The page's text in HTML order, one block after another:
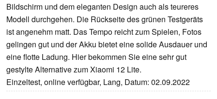
Bildschirm und dem eleganten Design auch als teureres
Modell durchgehen. Die Rückseite des grünen Testgeräts
ist angenehm matt. Das Tempo reicht zum Spielen, Fotos
gelingen gut und der Akku bietet eine solide Ausdauer und
eine flotte Ladung. Hier bekommen Sie eine sehr gut
gestylte Alternative zum Xiaomi 12 Lite.
Einzeltest, online verfügbar, Lang, Datum: 02.09.2022